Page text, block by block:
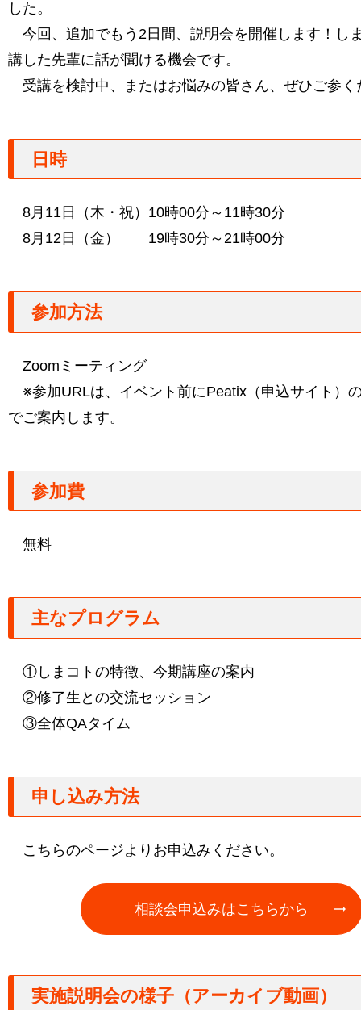
した。
今回、追加でもう2日間、説明会を開催します！し
講した先輩に話が聞ける機会です。
受講を検討中、またはお悩みの皆さん、ぜひご参く
日時
8月11日（木・祝）10時00分～11時30分
8月12日（金） 19時30分～21時00分
参加方法
Zoomミーティング
※参加URLは、イベント前にPeatix（申込サイト）
でご案内します。
参加費
無料
主なプログラム
①しまコトの特徴、今期講座の案内
②修了生との交流セッション
③全体QAタイム
申し込み方法
こちらのページよりお申込みください。
相談会申込みはこちらから
実施説明会の様子（アーカイブ動画）